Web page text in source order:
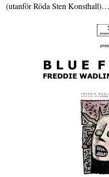
(utanför Röda Sten Konsthall)…